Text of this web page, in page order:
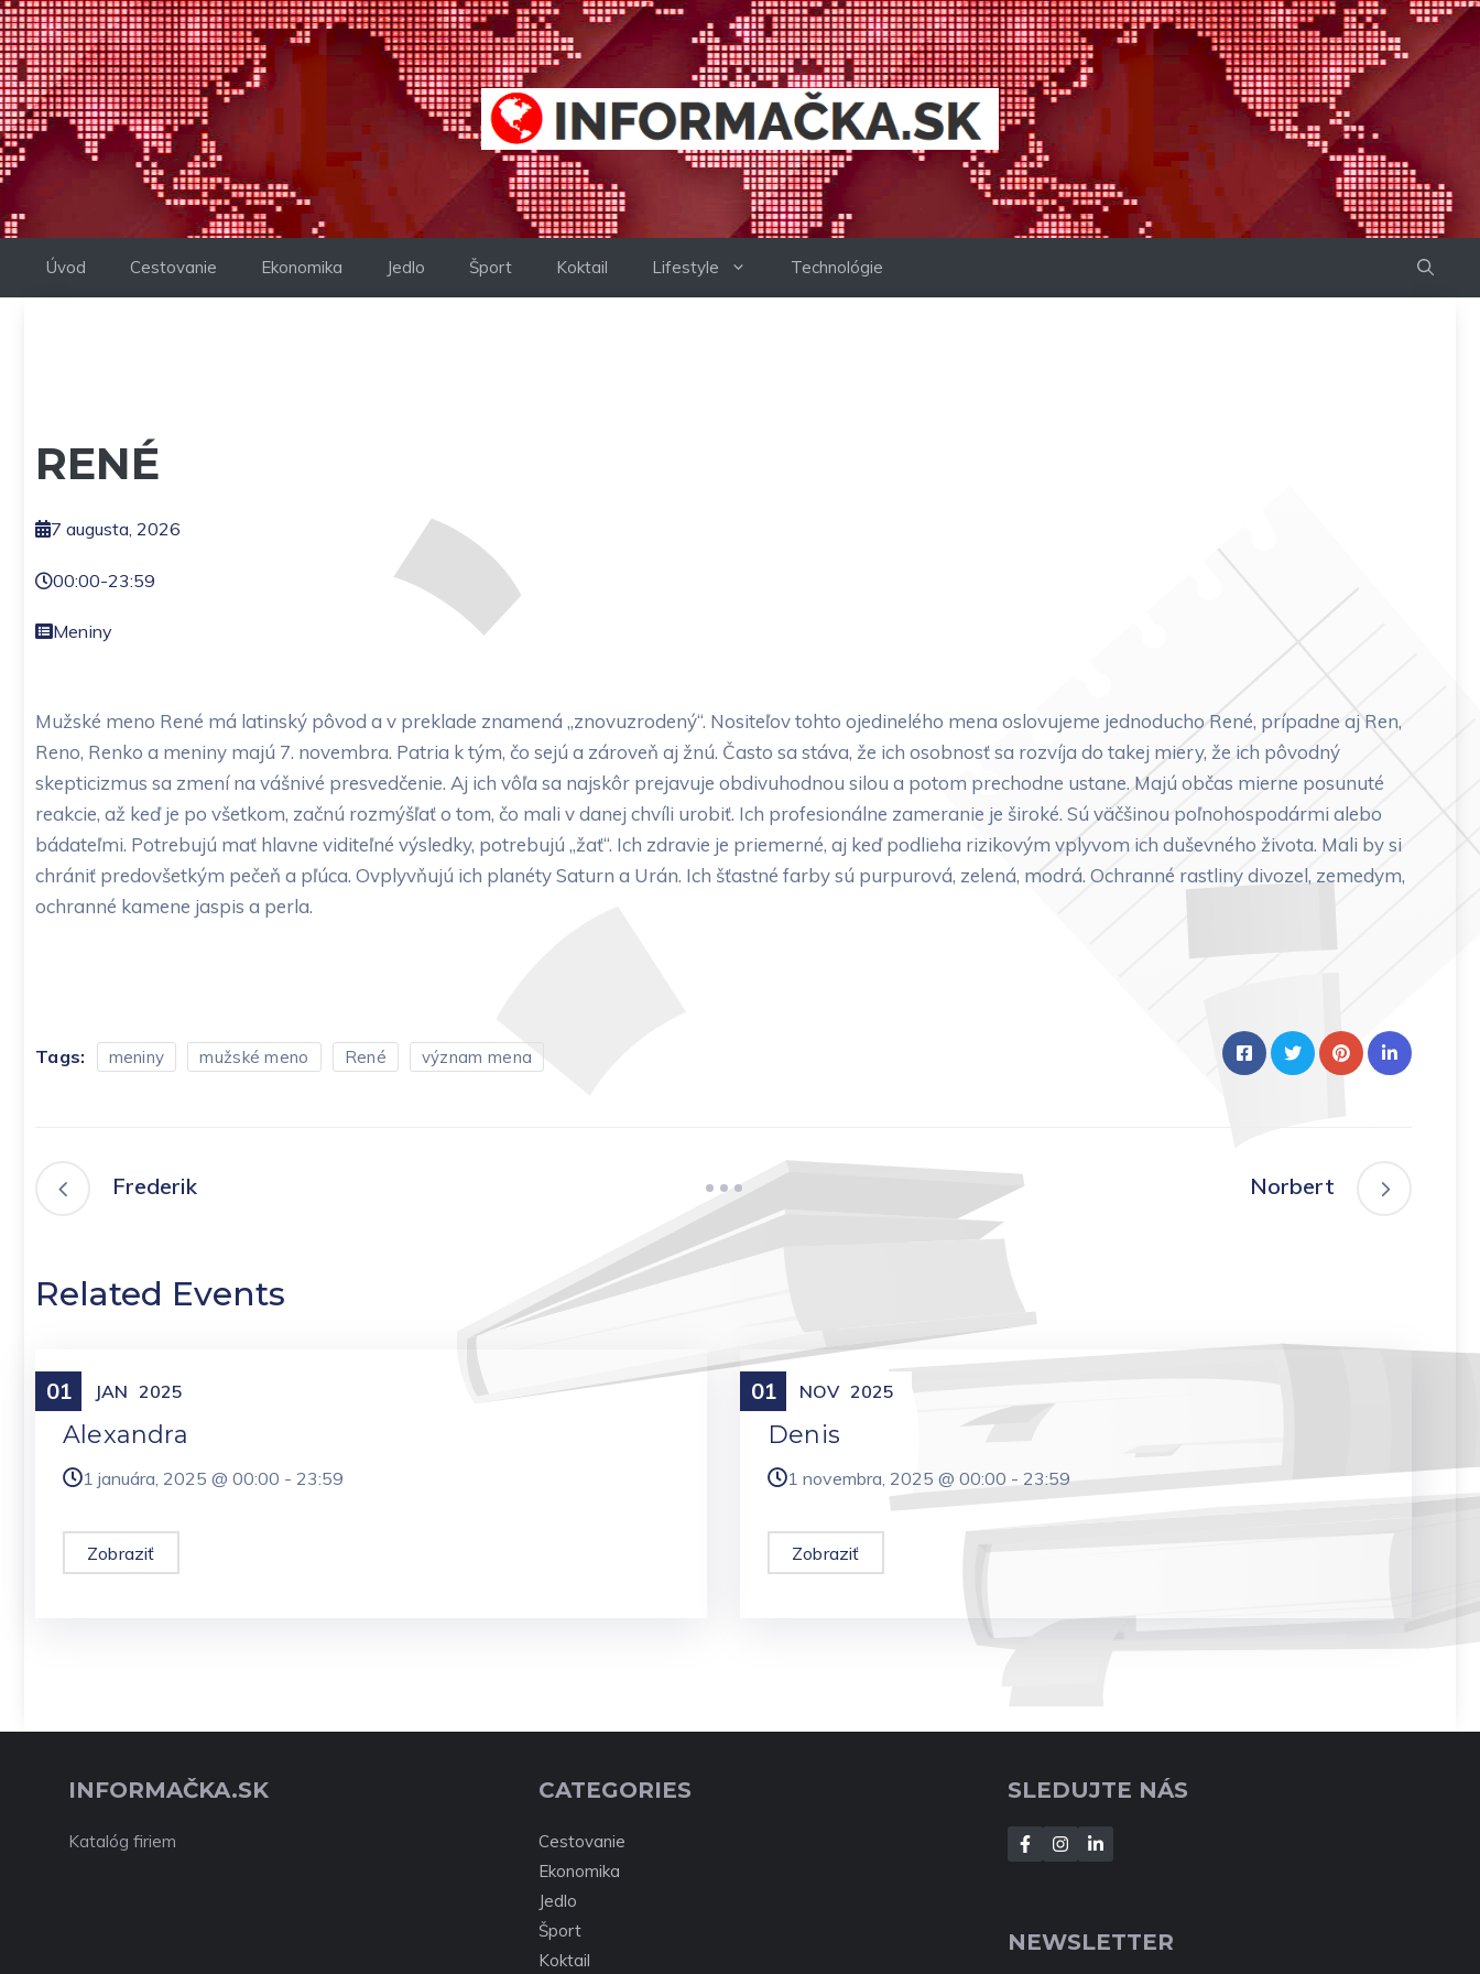
Preskočiť
na
obsah
Úvod Cestovanie Ekonomika Jedlo Šport Koktail Lifestyle Technológie
RENÉ
7 augusta, 2026
00:00-23:59
Meniny
Mužské meno René má latinský pôvod a v preklade znamená „znovuzrodený“. Nositeľov tohto ojedinelého mena oslovujeme jednoducho René, prípadne aj Ren,
Reno, Renko a meniny majú 7. novembra. Patria k tým, čo sejú a zároveň aj žnú. Často sa stáva, že ich osobnosť sa rozvíja do takej miery, že ich pôvodný
skepticizmus sa zmení na vášnivé presvedčenie. Aj ich vôľa sa najskôr prejavuje obdivuhodnou silou a potom prechodne ustane. Majú občas mierne posunuté
reakcie, až keď je po všetkom, začnú rozmýšľať o tom, čo mali v danej chvíli urobiť. Ich profesionálne zameranie je široké. Sú väčšinou poľnohospodármi alebo
bádateľmi. Potrebujú mať hlavne viditeľné výsledky, potrebujú „žať“. Ich zdravie je priemerné, aj keď podlieha rizikovým vplyvom ich duševného života. Mali by si
chrániť predovšetkým pečeň a pľúca. Ovplyvňujú ich planéty Saturn a Urán. Ich šťastné farby sú purpurová, zelená, modrá. Ochranné rastliny divozel, zemedym,
ochranné kamene jaspis a perla.
Tags: meniny mužské meno René význam mena
Frederik Norbert
Related Events
01 JAN 2025
Meniny
Alexandra
1 januára, 2025 @ 00:00 - 23:59
Zobraziť
01 NOV 2025
Meniny
Denis
1 novembra, 2025 @ 00:00 - 23:59
Zobraziť
INFORMAČKA.SK
Katalóg firiem
CATEGORIES
Cestovanie
Ekonomika
Jedlo
Šport
Koktail
SLEDUJTE NÁS
NEWSLETTER